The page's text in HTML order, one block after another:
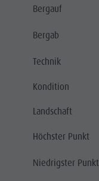
Bergauf
Bergab
Technik
Kondition
Landschaft
Höchster Punkt
Niedrigster Punkt